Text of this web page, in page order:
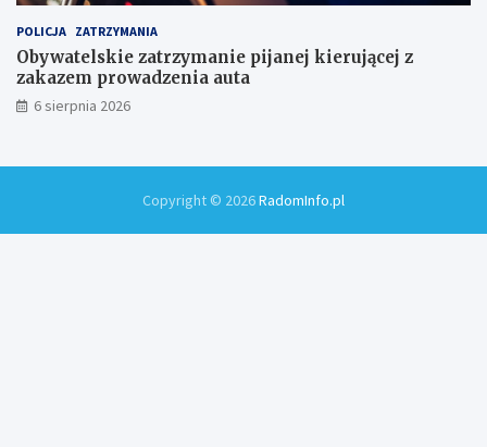
POLICJA ZATRZYMANIA
Obywatelskie zatrzymanie pijanej kierującej z
zakazem prowadzenia auta
6 sierpnia 2026
Copyright © 2026RadomInfo.pl